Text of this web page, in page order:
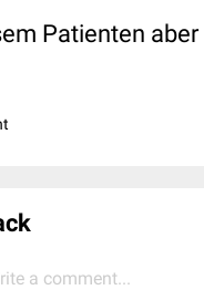
Patienten
a comment...